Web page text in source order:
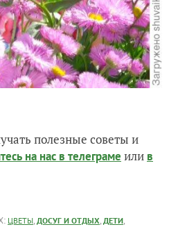
полезные советы и
на нас в телеграме или в
ЦВЕТЫ, ДОСУГ И ОТДЫХ, ДЕТИ,